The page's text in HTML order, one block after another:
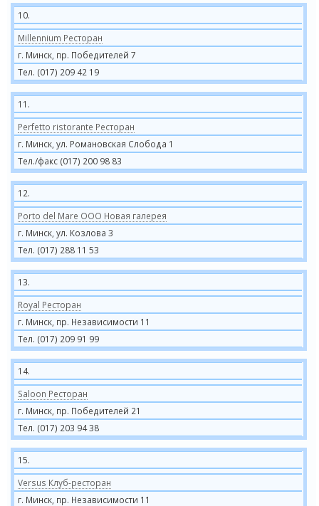
10.
Millennium Ресторан
г. Минск, пр. Победителей 7
Тел. (017) 209 42 19
11.
Perfetto ristorante Ресторан
г. Минск, ул. Романовская Слобода 1
Тел./факс (017) 200 98 83
12.
Porto del Mare ООО Новая галерея
г. Минск, ул. Козлова 3
Тел. (017) 288 11 53
13.
Royal Ресторан
г. Минск, пр. Независимости 11
Тел. (017) 209 91 99
14.
Saloon Ресторан
г. Минск, пр. Победителей 21
Тел. (017) 203 94 38
15.
Versus Клуб-ресторан
г. Минск, пр. Независимости 11